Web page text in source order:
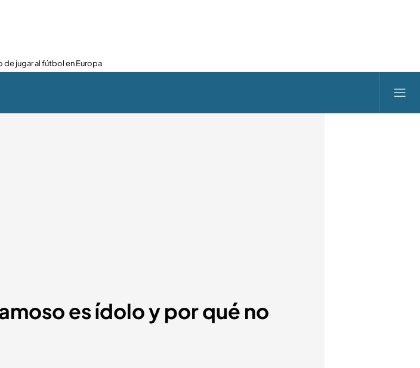
de jugar al fútbol en Europa
es ídolo y por qué no